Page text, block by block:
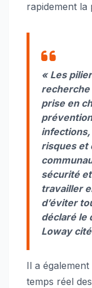
rapidement la
« Les
recherche
prise en
risques et
sécurité
travailler
d’éviter
déclaré le
Loway
Il a
temps réel